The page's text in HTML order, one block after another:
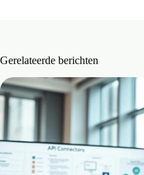
Gerelateerde berichten